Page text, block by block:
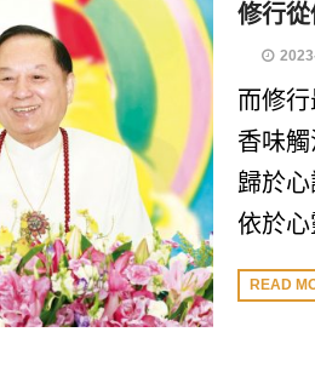
修行
而修
香味
歸於
依於
READ